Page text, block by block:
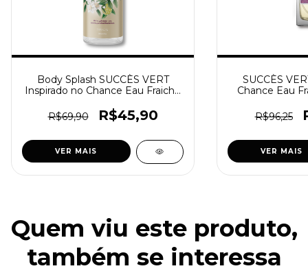
Body Splash SUCCÈS VERT
Inspirado no Chance Eau Fraiche
R$69,90
R$45,90
VER MAIS
SUCCÈS
Chance Eau
R$96,25
VER MAIS
Quem viu este produto,
também se interessa